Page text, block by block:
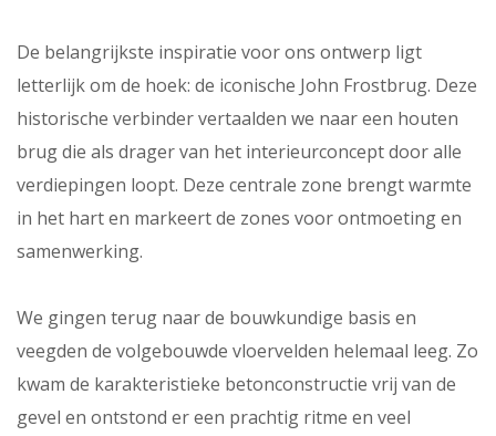
De belangrijkste inspiratie voor ons ontwerp ligt
letterlijk om de hoek: de iconische John Frostbrug. Deze
historische verbinder vertaalden we naar een houten
brug die als drager van het interieurconcept door alle
verdiepingen loopt. Deze centrale zone brengt warmte
in het hart en markeert de zones voor ontmoeting en
samenwerking.
We gingen terug naar de bouwkundige basis en
veegden de volgebouwde vloervelden helemaal leeg. Zo
kwam de karakteristieke betonconstructie vrij van de
gevel en ontstond er een prachtig ritme en veel